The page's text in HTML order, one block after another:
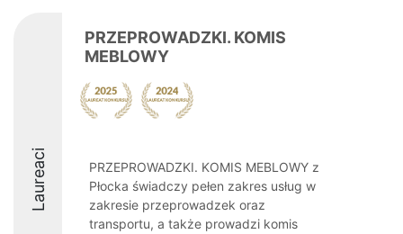
Laureaci
PRZEPROWADZKI. KOMIS
MEBLOWY
PRZEPROWADZKI. KOMIS MEBLOWY z
Płocka świadczy pełen zakres usług w
zakresie przeprowadzek oraz
transportu, a także prowadzi komis